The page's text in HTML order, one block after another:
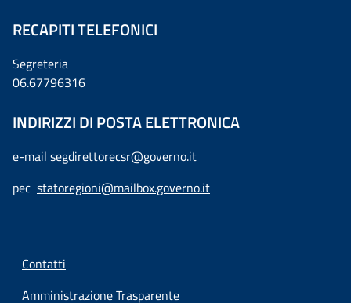
RECAPITI TELEFONICI
Segreteria
06.67796316
INDIRIZZI DI POSTA ELETTRONICA
e-mail segdirettorecsr@governo.it
pec statoregioni@mailbox.governo.it
Contatti
Amministrazione Trasparente